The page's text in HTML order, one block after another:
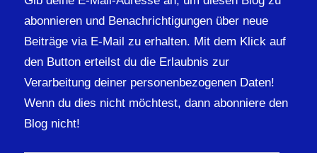
abonnieren und Benachrichtigungen über neue
Beiträge via E-Mail zu erhalten. Mit dem Klick auf
den Button erteilst du die Erlaubnis zur
Verarbeitung deiner personenbezogenen Daten!
Wenn du dies nicht möchtest, dann abonniere den
Blog nicht!